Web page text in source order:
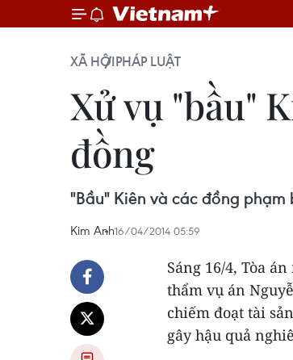
XÃ HỘIPHÁP LUẬT
Xử vụ "bầu"
đồng
"Bầu" Kiên và các đồng
Kim Anh16/04/2014 05:59
Sáng 16/4, Tòa
thẩm vụ án
chiếm đoạt tài
gây hậu quả